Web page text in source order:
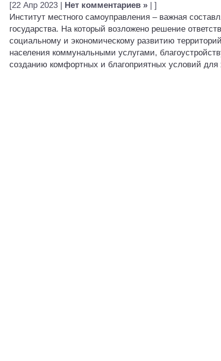
[22 Апр 2023 |
Нет комментариев » | ]
Институт местного самоуправления – важная
государства. На который возложено решение
социальному и экономическому развитию
населения коммунальными услугами,
созданию комфортных и благоприятных условий